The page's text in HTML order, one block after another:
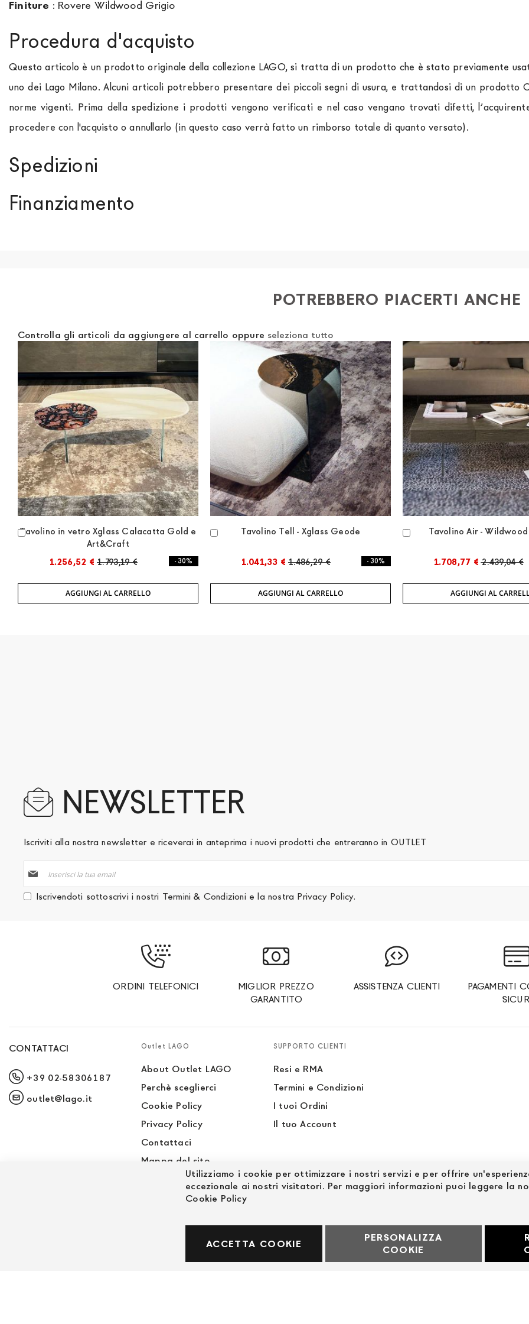
Finiture : Rovere Wildwood Grigio
Procedura d'acquisto
Questo articolo è un prodotto originale della collezione LAGO, si tratta di un prodotto che è stato previamente
uno dei Lago Milano. Alcuni articoli potrebbero presentare dei piccoli segni di usura, e trattandosi di un prodotto
norme vigenti. Prima della spedizione i prodotti vengono verificati e nel caso vengano trovati difetti,
procedere con l'acquisto o annullarlo (in questo caso verrà fatto un rimborso totale di quanto versato).
Spedizioni
paese di interesse. La spedizione
, che
Finanziamento
POTREBBERO PIACERTI ANCHE
Controlla gli articoli da aggiungere al carrello oppure seleziona tutto
Tavolino in vetro Xglass Calacatta Gold e
Art&Craft
1.256,52 € 1.793,19 € - 30%
Aggiungi
Carrello
AGGIUNGI AL CARRELLO
Tavolino Tell - Xglass Geode
1.041,33 € 1.486,29 € - 30%
Aggiungi
Carrello
AGGIUNGI AL CARRELLO
Tavolino Air -
1.708,77 € 2.439,04 €
Aggiungi
Carrello
AGGIUNGI AL
NEWSLETTER
Iscriviti alla nostra newsletter e riceverai in anteprima i nuovi prodotti che entreranno in OUTLET
alla
nostra
Newsletter:
Iscrivendoti sottoscrivi i nostri Termini & Condizioni e la nostra Privacy Policy.
ORDINI TELEFONICI
MIGLIOR PREZZO
GARANTITO
ASSISTENZA CLIENTI
PAGAMENTI
CONTATTACI
+39 02-58306187
outlet@lago.it
Outlet LAGO
About Outlet LAGO
Perchè sceglierci
Cookie Policy
Privacy Policy
Contattaci
Mappa del sito
Sito LAGO
SUPPORTO CLIENTI
Resi e RMA
Termini e Condizioni
I tuoi Ordini
Il tuo Account
© Powered by MAV Arreda s.r.l. | P.IVA IT05919160969
Utilizziamo i cookie per ottimizzare i nostri servizi e per offrire
eccezionale ai nostri visitatori. Per maggiori informazioni puoi leggere la
Cookie Policy
ACCETTA COOKIE
PERSONALIZZA
COOKIE